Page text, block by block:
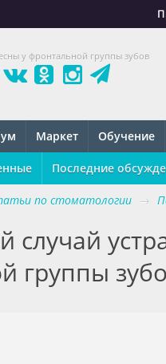
у фронтальной группы зубов
Маркет Обучение
Последние
по стоматологии →
случай
группы